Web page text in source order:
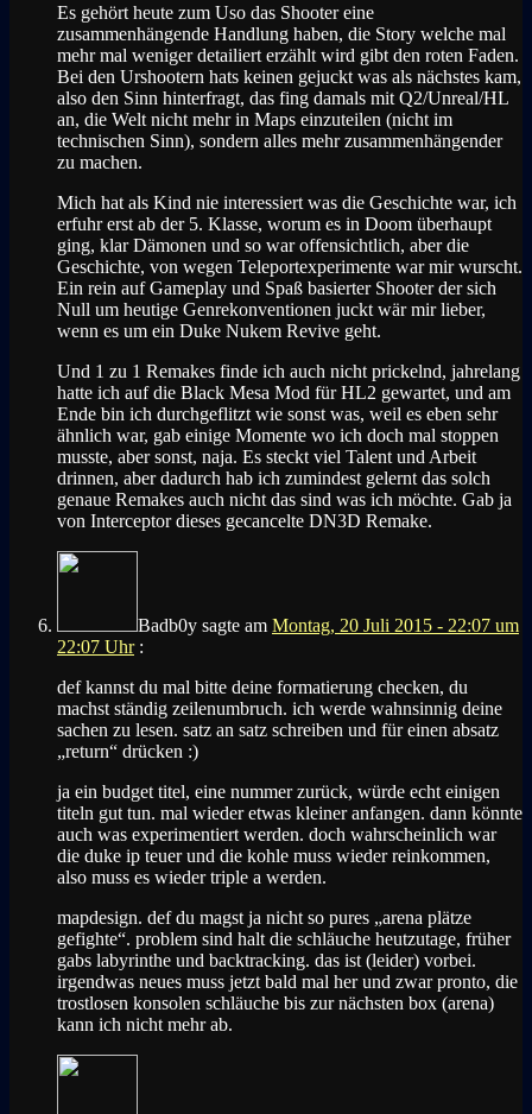
Es gehört heute zum Uso das Shooter eine
zusammenhängende Handlung haben, die Story welche mal
mehr mal weniger detailiert erzählt wird gibt den roten Faden.
Bei den Urshootern hats keinen gejuckt was als nächstes kam,
also den Sinn hinterfragt, das fing damals mit Q2/Unreal/HL
an, die Welt nicht mehr in Maps einzuteilen (nicht im
technischen Sinn), sondern alles mehr zusammenhängender
zu machen.
Mich hat als Kind nie interessiert was die Geschichte war, ich
erfuhr erst ab der 5. Klasse, worum es in Doom überhaupt
ging, klar Dämonen und so war offensichtlich, aber die
Geschichte, von wegen Teleportexperimente war mir wurscht.
Ein rein auf Gameplay und Spaß basierter Shooter der sich
Null um heutige Genrekonventionen juckt wär mir lieber,
wenn es um ein Duke Nukem Revive geht.
Und 1 zu 1 Remakes finde ich auch nicht prickelnd, jahrelang
hatte ich auf die Black Mesa Mod für HL2 gewartet, und am
Ende bin ich durchgeflitzt wie sonst was, weil es eben sehr
ähnlich war, gab einige Momente wo ich doch mal stoppen
musste, aber sonst, naja. Es steckt viel Talent und Arbeit
drinnen, aber dadurch hab ich zumindest gelernt das solch
genaue Remakes auch nicht das sind was ich möchte. Gab ja
von Interceptor dieses gecancelte DN3D Remake.
Badb0y sagte am Montag, 20 Juli 2015 - 22:07 um
22:07 Uhr :
def kannst du mal bitte deine formatierung checken, du
machst ständig zeilenumbruch. ich werde wahnsinnig deine
sachen zu lesen. satz an satz schreiben und für einen absatz
„return“ drücken :)
ja ein budget titel, eine nummer zurück, würde echt einigen
titeln gut tun. mal wieder etwas kleiner anfangen. dann könnte
auch was experimentiert werden. doch wahrscheinlich war
die duke ip teuer und die kohle muss wieder reinkommen,
also muss es wieder triple a werden.
mapdesign. def du magst ja nicht so pures „arena plätze
gefighte“. problem sind halt die schläuche heutzutage, früher
gabs labyrinthe und backtracking. das ist (leider) vorbei.
irgendwas neues muss jetzt bald mal her und zwar pronto, die
trostlosen konsolen schläuche bis zur nächsten box (arena)
kann ich nicht mehr ab.